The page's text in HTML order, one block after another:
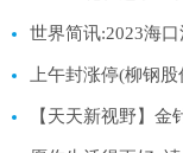
世界简讯:2023海
上午封涨停(柳钢股